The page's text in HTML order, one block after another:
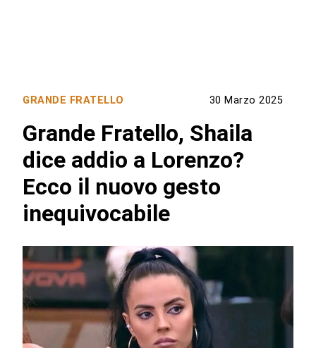
GRANDE FRATELLO 30 Marzo 2025
Grande Fratello, Shaila
dice addio a Lorenzo?
Ecco il nuovo gesto
inequivocabile